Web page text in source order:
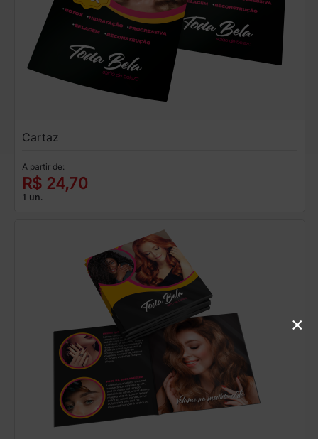
Cartaz
A partir de:
R$ 24,70
1 un.
×